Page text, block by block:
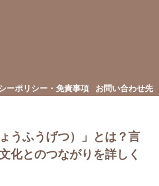
ーポリシー・免責事項 お問い合わせ先
うふうげつ）」とは？言
化とのつながりを詳しく